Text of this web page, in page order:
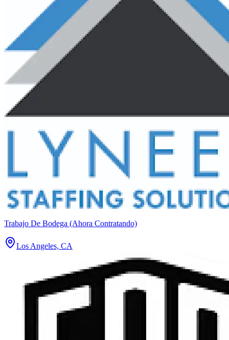
Trabajo De Bodega (Ahora Contratando)
Los Angeles, CA